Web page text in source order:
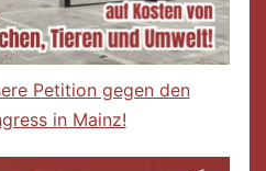
Petition gegen den
in Mainz!